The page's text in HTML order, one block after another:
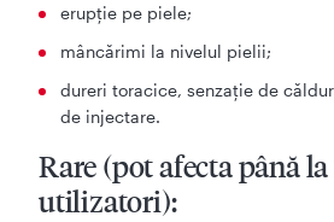
erupţie pe piele;
mâncărimi la nivelul pielii;
dureri toracice, senzaţie de
de injectare.
Rare (pot afecta până
utilizatori):